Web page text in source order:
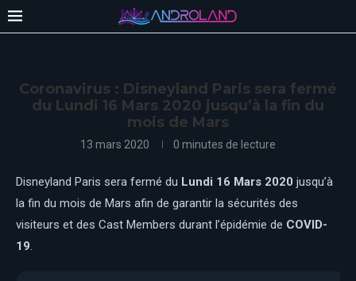
Coronavirus : Disneyland Paris sera fermé
du Lundi 16 Mars 2020 jusqu’à la fin du
mois de Mars
13 mars 2020 0 minutes de lecture
Disneyland Paris sera fermé du Lundi 16 Mars 2020 jusqu’à
la fin du mois de Mars afin de garantir la sécurités des
visiteurs et des Cast Members durant l’épidémie de COVID-
19